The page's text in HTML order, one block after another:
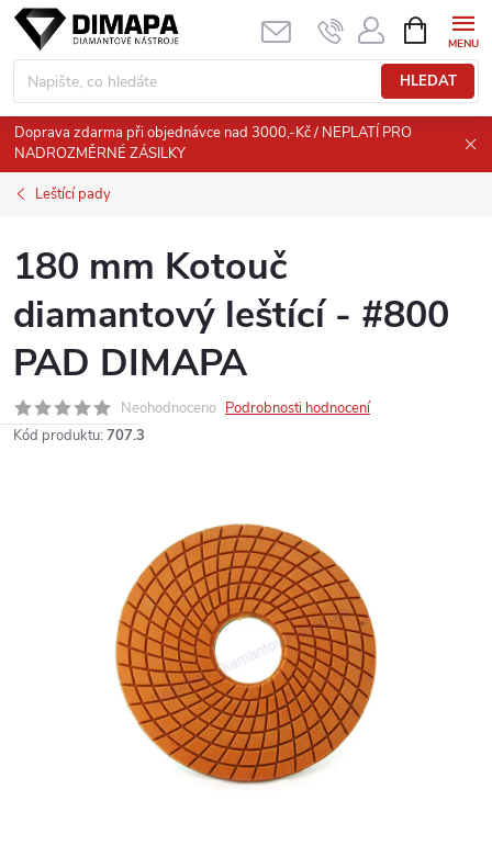
Přejít
obsah
HLEDAT
NÁKUPNÍ
KOŠÍK
Doprava zdarma při objednávce nad 3000,-Kč / NEPLATÍ PRO
NADROZMĚRNÉ ZÁSILKY
Leštící pady
180 mm Kotouč
diamantový leštící - #800
PAD DIMAPA
Neohodnoceno Podrobnosti hodnocení
Kód produktu: 707.3